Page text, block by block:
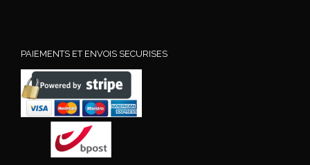
PAIEMENTS ET ENVOIS SECURISES